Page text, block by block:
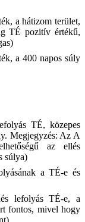
a hátizom terület,
TÉ pozitív értékű,
a 400 napos súly
TÉ, közepes
Megjegyzés: Az A
az ellés
súlya)
a TÉ-e és
lefolyás TÉ-e, a
fontos, mivel hogy